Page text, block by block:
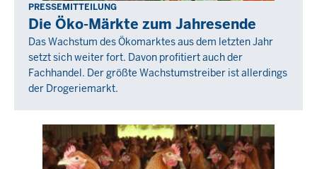
Freitag,
2
Januar
2026
-
PRESSEMITTEILUNG
Die Öko-Märkte zum Jahresende
Das Wachstum des Ökomarktes aus dem letzten Jahr
setzt sich weiter fort. Davon profitiert auch der
Fachhandel. Der größte Wachstumstreiber ist allerdings
der Drogeriemarkt.